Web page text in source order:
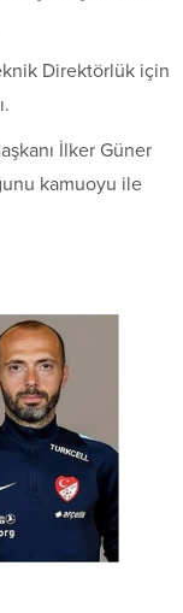
Direktörlük için
İlker Güner
kamuoyu ile